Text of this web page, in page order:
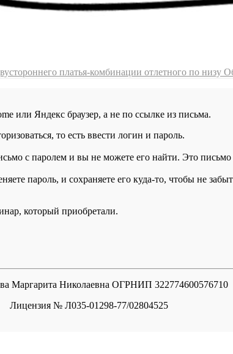
платья-комбинации отлетного по низу
или Яндекс браузер, а не по ссылке из письма.
то есть ввести логин и пароль.
с паролем и вы не можете его найти. Это письмо
пароль, и сохраняете его куда-то, чтобы не
который приобретали.
Маргарита Николаевна ОГРНИП 322774600576710
Лицензия № Л035-01298-77/02804525